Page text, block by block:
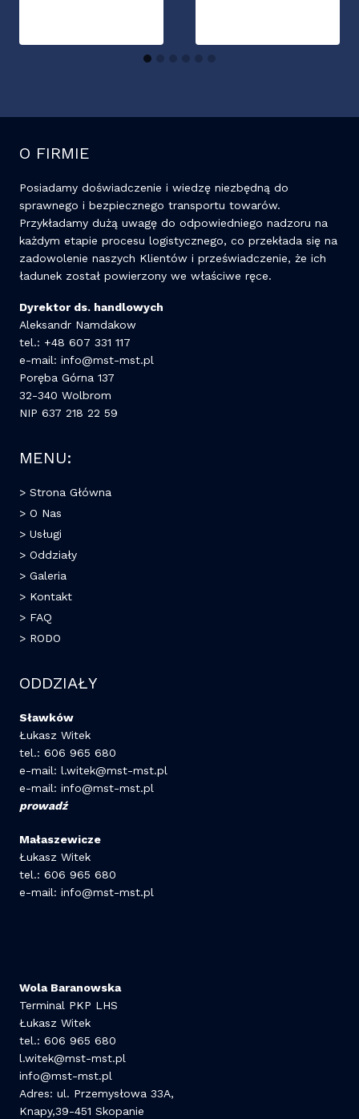
O FIRMIE
Posiadamy doświadczenie i wiedzę niezbędną do
sprawnego i bezpiecznego transportu towarów.
Przykładamy dużą uwagę do odpowiedniego nadzoru na
każdym etapie procesu logistycznego, co przekłada się na
zadowolenie naszych Klientów i przeświadczenie, że ich
ładunek został powierzony we właściwe ręce.
Dyrektor ds. handlowych
Aleksandr Namdakow
tel.: +48 607 331 117
e-mail: info@mst-mst.pl
Poręba Górna 137
32-340 Wolbrom
NIP 637 218 22 59
MENU:
> Strona Główna
> O Nas
> Usługi
> Oddziały
> Galeria
> Kontakt
> FAQ
> RODO
ODDZIAŁY
Sławków
Łukasz Witek
tel.: 606 965 680
e-mail: l.witek@mst-mst.pl
e-mail: info@mst-mst.pl
prowadź
Małaszewicze
Łukasz Witek
tel.: 606 965 680
e-mail: info@mst-mst.pl
Wola Baranowska
Terminal PKP LHS
Łukasz Witek
tel.: 606 965 680
l.witek@mst-mst.pl
info@mst-mst.pl
Adres: ul. Przemysłowa 33A,
Knapy,39-451 Skopanie